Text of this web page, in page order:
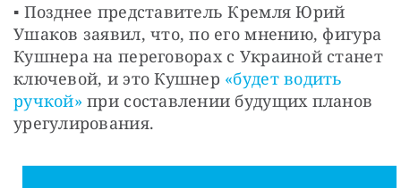
▪️ Позднее представитель Кремля Юрий
Ушаков заявил, что, по его мнению, фигура
Кушнера на переговорах с Украиной станет
ключевой, и это Кушнер «будет водить
ручкой» при составлении будущих планов
урегулирования.